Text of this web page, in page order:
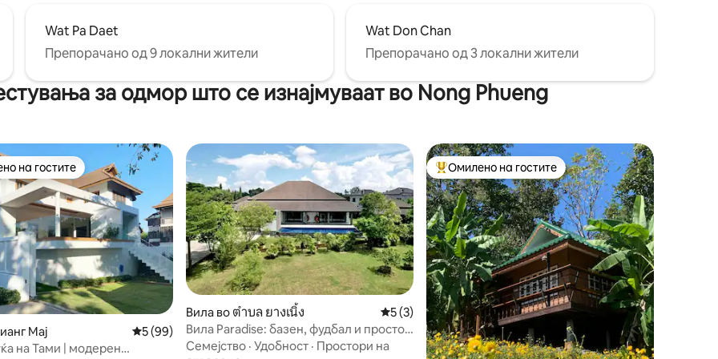
Wat Pa Daet
Препорачано од 9 локални жители
Wat Don Chan
Препорачано од 3 локални жители
за одмор што се изнајмуваат во Nong Phueng
од 5, 6 рецензии
„Омилени на гостите“
на гостите
Мај Просечна оцена: 5 од 5, 99 рецензии
5 (99)
на Тами | модерен
Вила во ตำบล ยางเนิ้ง Просечна оцена: 5 од 5, 3 рецензии
5 (3)
Вила Paradise: базен, фудбал и простор
за собири
Семејство · Удобност · Простори на
Меѓу најуспешните „Омилени на гостите“
Омилено на гостите